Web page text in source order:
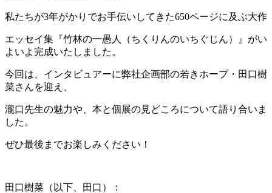
私たちが3年がかりでお手伝いしてきた650ページに及ぶ大作
エッセイ集『竹林の一愚人（ちくりんのいちぐじん）』がい
よいよ完成いたしました。
今回は、インタビュアーに弊社企画部の若きホープ・田口樹
菜さんを迎え、
瀧口先生の魅力や、本と個展の見どころについて語り合いま
した。
ぜひ最後までお楽しみください！
田口樹菜（以下、田口）：